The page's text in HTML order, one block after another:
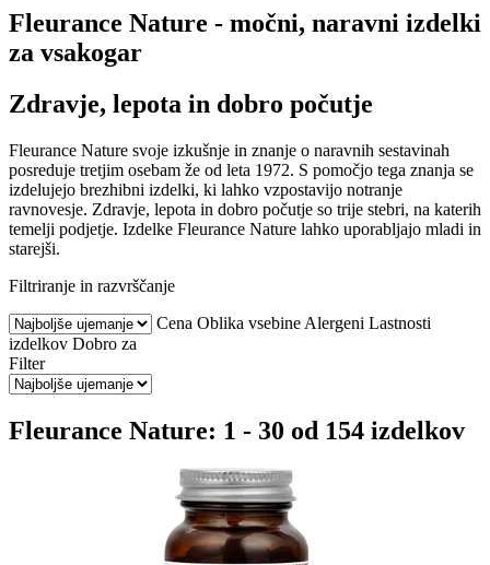
Fleurance Nature - močni, naravni izdelki
za vsakogar
Zdravje, lepota in dobro počutje
Fleurance Nature svoje izkušnje in znanje o naravnih sestavinah
posreduje tretjim osebam že od leta 1972. S pomočjo tega znanja se
izdelujejo brezhibni izdelki, ki lahko vzpostavijo notranje
ravnovesje. Zdravje, lepota in dobro počutje so trije stebri, na katerih
temelji podjetje. Izdelke Fleurance Nature lahko uporabljajo mladi in
starejši.
Filtriranje in razvrščanje
Cena Oblika vsebine Alergeni Lastnosti
izdelkov Dobro za
Filter
Fleurance Nature: 1 - 30 od 154 izdelkov